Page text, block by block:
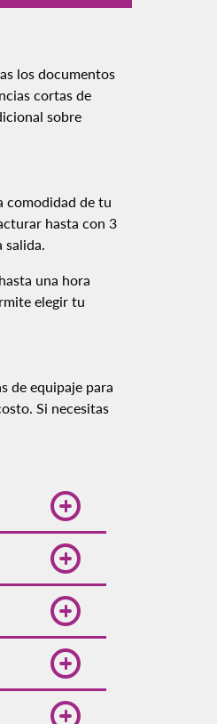
los documentos
cortas de
sobre
comodidad de tu
hasta con 3
salida.
una hora
elegir tu
de equipaje para
Si necesitas